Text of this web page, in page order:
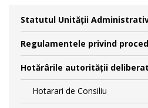
Statutul Unităţii
Regulamentele privind
Hotărârile autorităţii
Hotarari de Consiliu